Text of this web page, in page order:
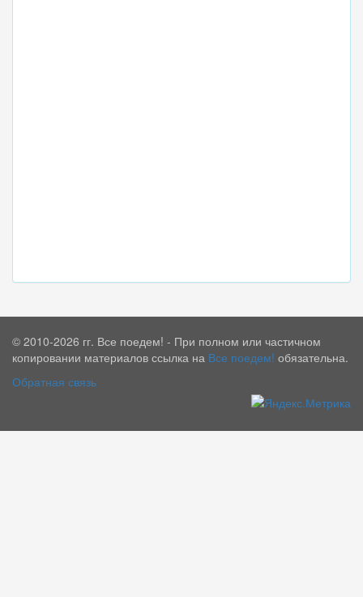
© 2010-2026 гг. Все поедем! - При полном или частичном
копировании материалов ссылка на Все поедем! обязательна.
Обратная связь